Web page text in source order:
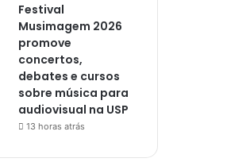
Festival
Musimagem 2026
promove
concertos,
debates e cursos
sobre música para
audiovisual na USP
13 horas atrás